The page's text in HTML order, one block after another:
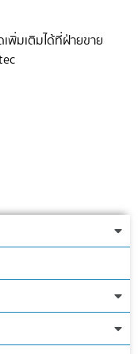
พิ่มเติมได้ที่ฝ่ายขาย